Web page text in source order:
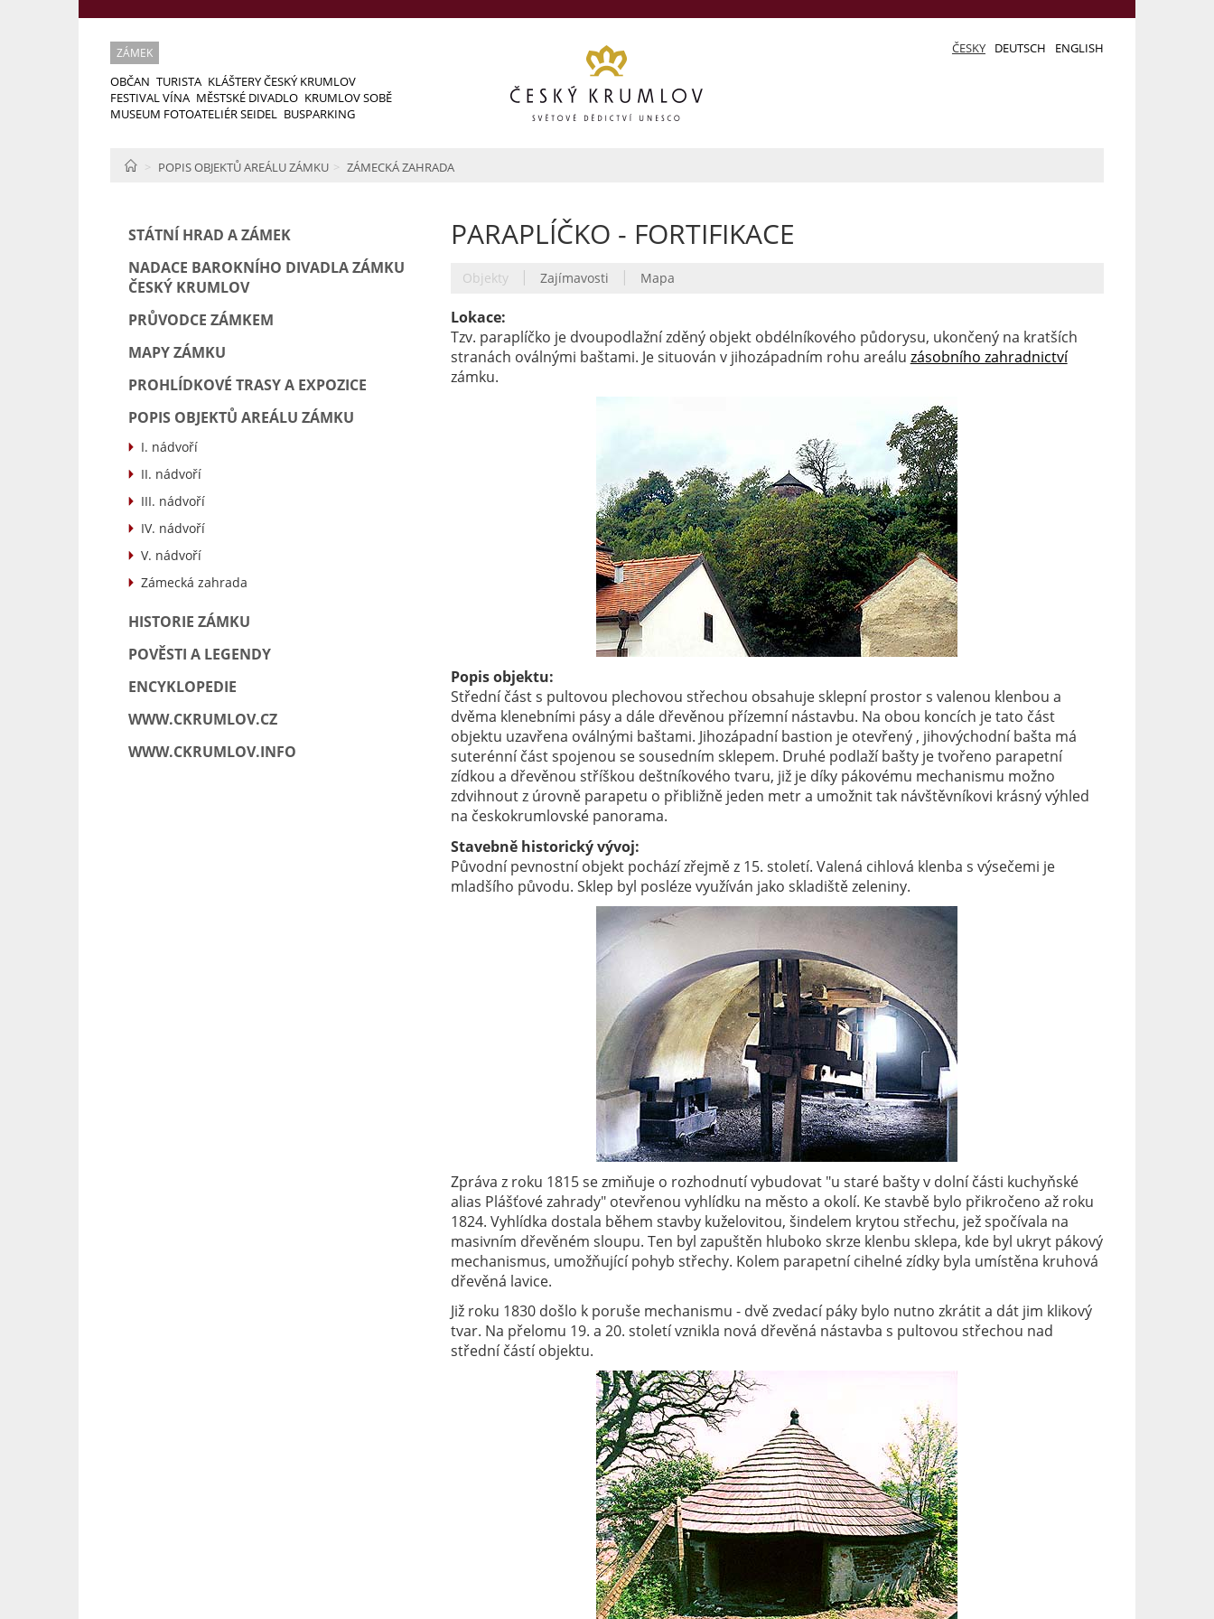
ZÁMEK
OBČAN TURISTA KLÁŠTERY ČESKÝ KRUMLOV
FESTIVAL VÍNA MĚSTSKÉ DIVADLO KRUMLOV SOBĚ
MUSEUM FOTOATELIÉR SEIDEL BUSPARKING
ČESKY DEUTSCH ENGLISH
HOMEPOPIS OBJEKTŮ AREÁLU ZÁMKU ZÁMECKÁ ZAHRADA
STÁTNÍ HRAD A ZÁMEK
NADACE BAROKNÍHO DIVADLA ZÁMKU
ČESKÝ KRUMLOV
PRŮVODCE ZÁMKEM
MAPY ZÁMKU
PROHLÍDKOVÉ TRASY A EXPOZICE
POPIS OBJEKTŮ AREÁLU ZÁMKU
I. nádvoří
II. nádvoří
III. nádvoří
IV. nádvoří
V. nádvoří
Zámecká zahrada
HISTORIE ZÁMKU
POVĚSTI A LEGENDY
ENCYKLOPEDIE
WWW.CKRUMLOV.CZ
WWW.CKRUMLOV.INFO
PARAPLÍČKO - FORTIFIKACE
Objekty | Zajímavosti | Mapa
Lokace:
Tzv. paraplíčko je dvoupodlažní zděný objekt obdélníkového půdorysu, ukončený na kratších
stranách oválnými baštami. Je situován v jihozápadním rohu areálu zásobního zahradnictví
zámku.
Popis objektu:
Střední část s pultovou plechovou střechou obsahuje sklepní prostor s valenou klenbou a
dvěma klenebními pásy a dále dřevěnou přízemní nástavbu. Na obou koncích je tato část
objektu uzavřena oválnými baštami. Jihozápadní bastion je otevřený , jihovýchodní bašta má
suterénní část spojenou se sousedním sklepem. Druhé podlaží bašty je tvořeno parapetní
zídkou a dřevěnou stříškou deštníkového tvaru, již je díky pákovému mechanismu možno
zdvihnout z úrovně parapetu o přibližně jeden metr a umožnit tak návštěvníkovi krásný výhled
na českokrumlovské panorama.
Stavebně historický vývoj:
Původní pevnostní objekt pochází zřejmě z 15. století. Valená cihlová klenba s výsečemi je
mladšího původu. Sklep byl posléze využíván jako skladiště zeleniny.
Zpráva z roku 1815 se zmiňuje o rozhodnutí vybudovat "u staré bašty v dolní části kuchyňské
alias Plášťové zahrady" otevřenou vyhlídku na město a okolí. Ke stavbě bylo přikročeno až roku
1824. Vyhlídka dostala během stavby kuželovitou, šindelem krytou střechu, jež spočívala na
masivním dřevěném sloupu. Ten byl zapuštěn hluboko skrze klenbu sklepa, kde byl ukryt pákový
mechanismus, umožňující pohyb střechy. Kolem parapetní cihelné zídky byla umístěna kruhová
dřevěná lavice.
Již roku 1830 došlo k poruše mechanismu - dvě zvedací páky bylo nutno zkrátit a dát jim klikový
tvar. Na přelomu 19. a 20. století vznikla nová dřevěná nástavba s pultovou střechou nad
střední částí objektu.